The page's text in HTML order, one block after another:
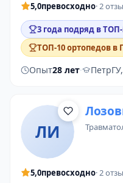
5,0превосходно· 2
3 года подряд в
ТОП-10 ортопедов в
Опыт28 лет·
ЛИ
5,0превосходно· 2